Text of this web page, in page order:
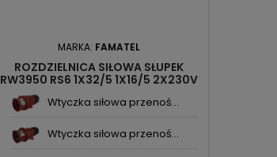
MARKA: FAMATEL
ROZDZIELNICA SIŁOWA SŁUPEK
RW3950 RS6 1X32/5 1X16/5 2X230V
IP44 3950.0012 FAMATEL
Wtyczka siłowa przenoś...
Wtyczka siłowa przenoś...